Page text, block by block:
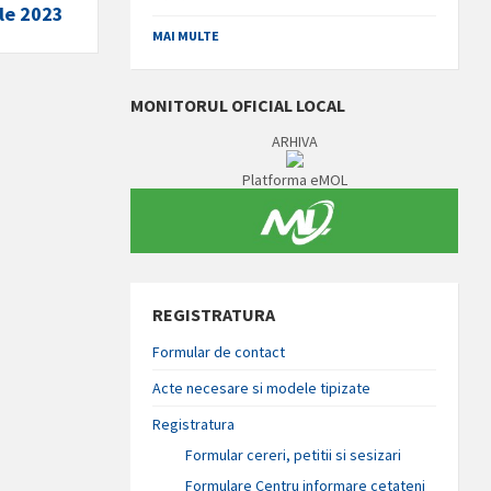
2023
MAI MULTE
MONITORUL OFICIAL LOCAL
ARHIVA
Platforma eMOL
REGISTRATURA
Formular de contact
Acte necesare si modele tipizate
Registratura
Formular cereri, petitii si sesizari
Formulare Centru informare cetateni